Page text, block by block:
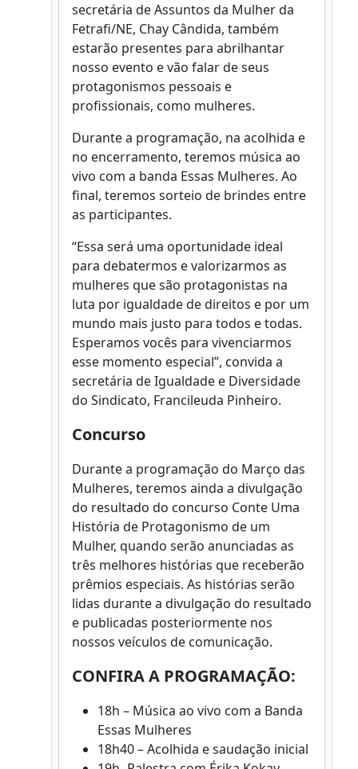
secretária de Assuntos da Mulher da
Fetrafi/NE, Chay Cândida, também
estarão presentes para abrilhantar
nosso evento e vão falar de seus
protagonismos pessoais e
profissionais, como mulheres.
Durante a programação, na acolhida e
no encerramento, teremos música ao
vivo com a banda Essas Mulheres. Ao
final, teremos sorteio de brindes entre
as participantes.
“Essa será uma oportunidade ideal
para debatermos e valorizarmos as
mulheres que são protagonistas na
luta por igualdade de direitos e por um
mundo mais justo para todos e todas.
Esperamos vocês para vivenciarmos
esse momento especial”, convida a
secretária de Igualdade e Diversidade
do Sindicato, Francileuda Pinheiro.
Concurso
Durante a programação do Março das
Mulheres, teremos ainda a divulgação
do resultado do concurso Conte Uma
História de Protagonismo de um
Mulher, quando serão anunciadas as
três melhores histórias que receberão
prêmios especiais. As histórias serão
lidas durante a divulgação do resultado
e publicadas posteriormente nos
nossos veículos de comunicação.
CONFIRA A PROGRAMAÇÃO:
18h – Música ao vivo com a Banda
Essas Mulheres
18h40 – Acolhida e saudação inicial